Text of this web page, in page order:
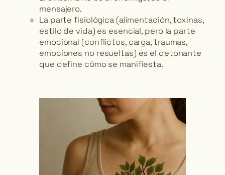
mensajero.
La parte fisiológica (alimentación, toxinas,
estilo de vida) es esencial, pero la parte
emocional (conflictos, carga, traumas,
emociones no resueltas) es el detonante
que define cómo se manifiesta.